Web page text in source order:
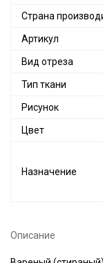
Страна
Артикул
Вид отреза
Тип ткани
Рисунок
Цвет
Назначение
Описание